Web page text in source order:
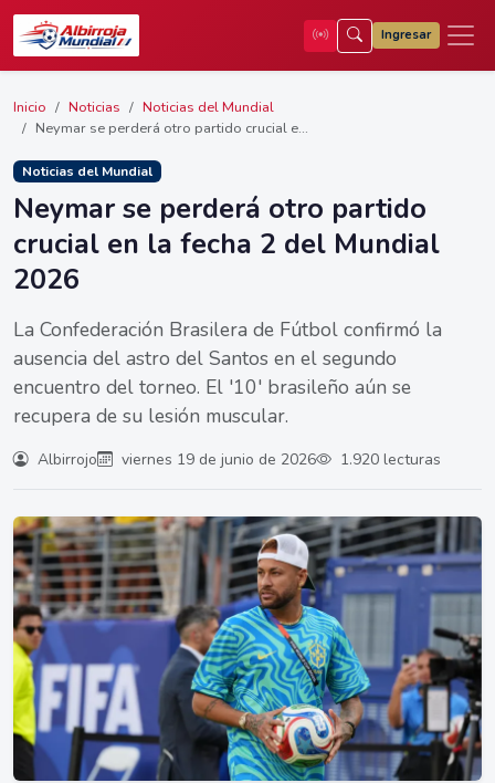
Ingresar
Inicio Noticias
Noticias del Mundial
Neymar se perderá otro partido crucial e...
Noticias del Mundial
Neymar se perderá otro partido
crucial en la fecha 2 del Mundial
2026
La Confederación Brasilera de Fútbol confirmó la
ausencia del astro del Santos en el segundo
encuentro del torneo. El '10' brasileño aún se
recupera de su lesión muscular.
Albirrojo viernes 19 de junio de 2026 1.920 lecturas